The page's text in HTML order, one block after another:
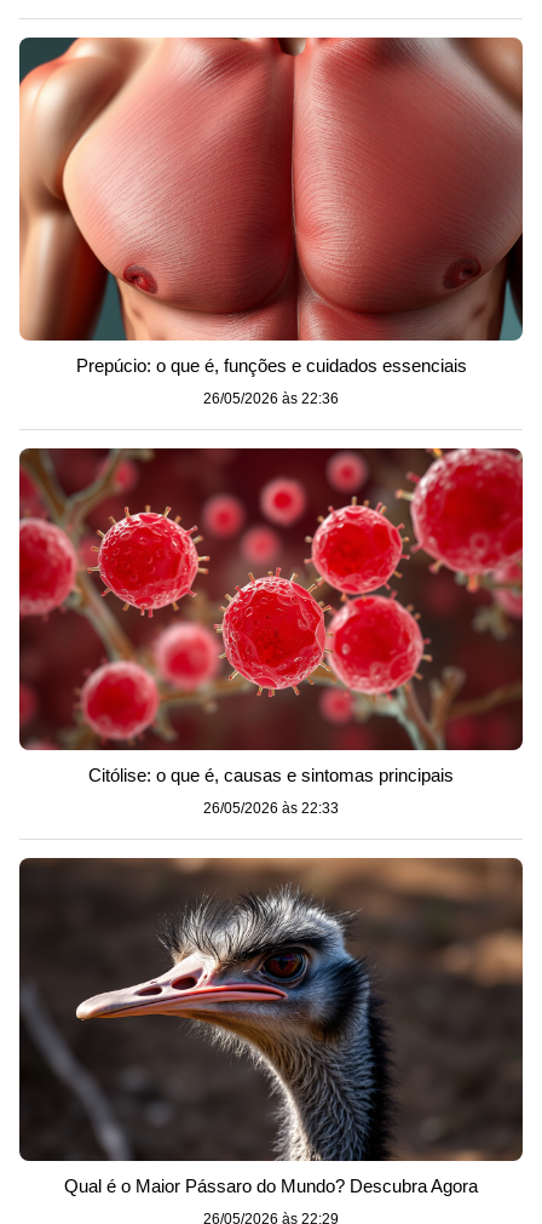
Prepúcio: o que é, funções e cuidados essenciais
26/05/2026 às 22:36
Citólise: o que é, causas e sintomas principais
26/05/2026 às 22:33
Qual é o Maior Pássaro do Mundo? Descubra Agora
26/05/2026 às 22:29